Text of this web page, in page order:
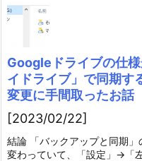
Googleドライブの仕
イドライブ」で同期す
変更に手間取ったお話
[2023/02/22]
結論 「バックアップと同期
変わっていて、「設定」→「